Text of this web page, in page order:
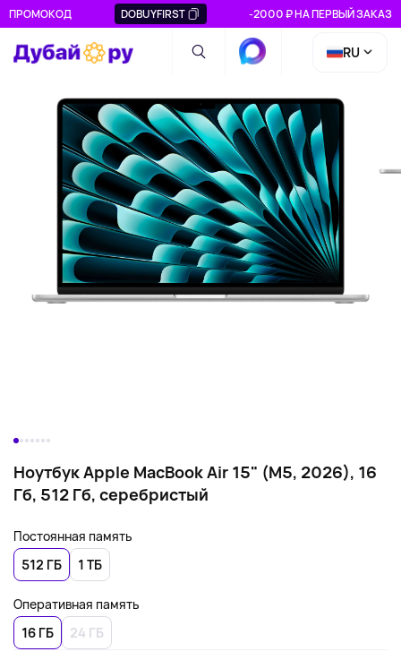
ПРОМОКОД DOBUYFIRST -2000 ₽ НА ПЕРВЫЙ ЗАКАЗ
RU
Ноутбук Apple MacBook Air 15" (M5, 2026), 16
Гб, 512 Гб, серебристый
Постоянная память
512 ГБ
1 ТБ
Оперативная память
16 ГБ
24 ГБ